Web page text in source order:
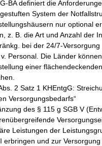
BA definiert die
System der
nur optional
z. B. die Art und Anzahl der
bei der 24/7-
Personal. Die Länder
einer
2 Satz 1 KHEntgG:
Versorgungsbedarfs“
des § 115 g SGB V
Leistungen der
erbringen und zur